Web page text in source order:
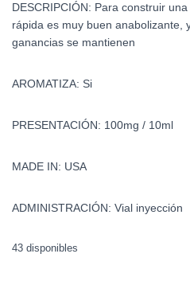
DESCRIPCIÓN: Para construir
rápida es muy buen anabolizante,
ganancias se mantienen
AROMATIZA: Si
PRESENTACIÓN: 100mg / 10ml
MADE IN: USA
ADMINISTRACIÓN: Vial inyección
43 disponibles